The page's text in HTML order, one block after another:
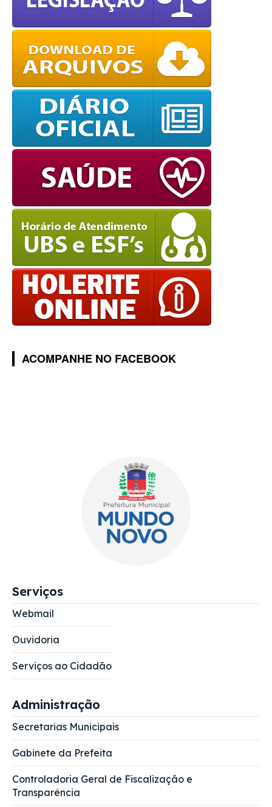
ACOMPANHE NO FACEBOOK
Serviços
Webmail
Ouvidoria
Serviços ao Cidadão
Administração
Secretarias Municipais
Gabinete da Prefeita
Controladoria Geral de Fiscalização e
Transparência